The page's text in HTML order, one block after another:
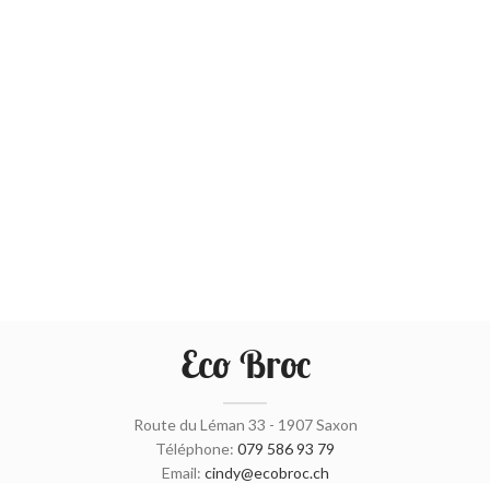
Eco Broc
Route du Léman 33 - 1907 Saxon
Téléphone: 079 586 93 79
Email: cindy@ecobroc.ch